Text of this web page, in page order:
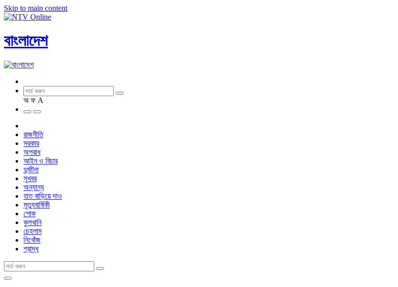
Skip to main content
বাংলাদেশ
অ ফ A
রাজনীতি
সরকার
অপরাধ
আইন ও বিচার
দুর্ঘটনা
সুখবর
অন্যান্য
হাত বাড়িয়ে দাও
মৃত্যুবার্ষিকী
শোক
কুলখানি
চেহলাম
নিখোঁজ
শ্রাদ্ধ